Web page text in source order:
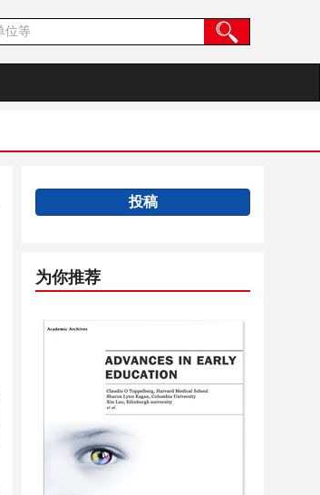
投稿
为你推荐